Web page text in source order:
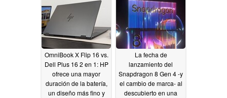
OmniBook X Flip 16 vs.
Dell Plus 16 2 en 1: HP
ofrece una mayor
duración de la batería,
un diseño más fino y
La fecha de
lanzamiento del
Snapdragon 8 Gen 4 -y
el cambio de marca- al
descubierto en una